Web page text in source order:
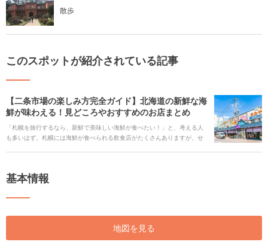
散歩
このスポットが紹介されている記事
【二条市場の楽しみ方完全ガイド】北海道の新鮮な海
鮮が味わえる！見どころやおすすめのお店まとめ
「札幌を旅行するなら、新鮮で美味しい海鮮が食べたい！」と、考える人
も多いはず。札幌には海鮮が食べられる飲食店がたくさんありますが、せ
しみ方を解説します。おすすめの飲食店も紹介しますので、ぜひ朝食やラ
基本情報
地図を見る